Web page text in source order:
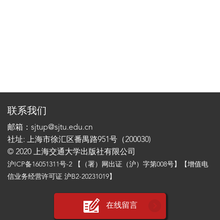
联系我们
邮箱：sjtup@sjtu.edu.cn
社址: 上海市徐汇区番禺路951号（200030)
© 2020 上海交通大学出版社有限公司
沪ICP备16051311号-2 【（署）网出证（沪）字第008号】【增值电
信业务经营许可证 沪B2-20231019】
在线留言